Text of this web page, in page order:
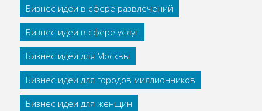
Бизнес идеи в сфере развлечений
Бизнес идеи в сфере услуг
Бизнес идеи для Москвы
Бизнес идеи для городов миллионников
Бизнес идеи для женщин